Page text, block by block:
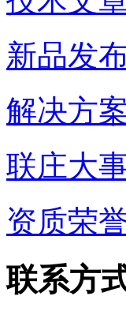
新品发
解决方
联庄大
资质荣
联系方